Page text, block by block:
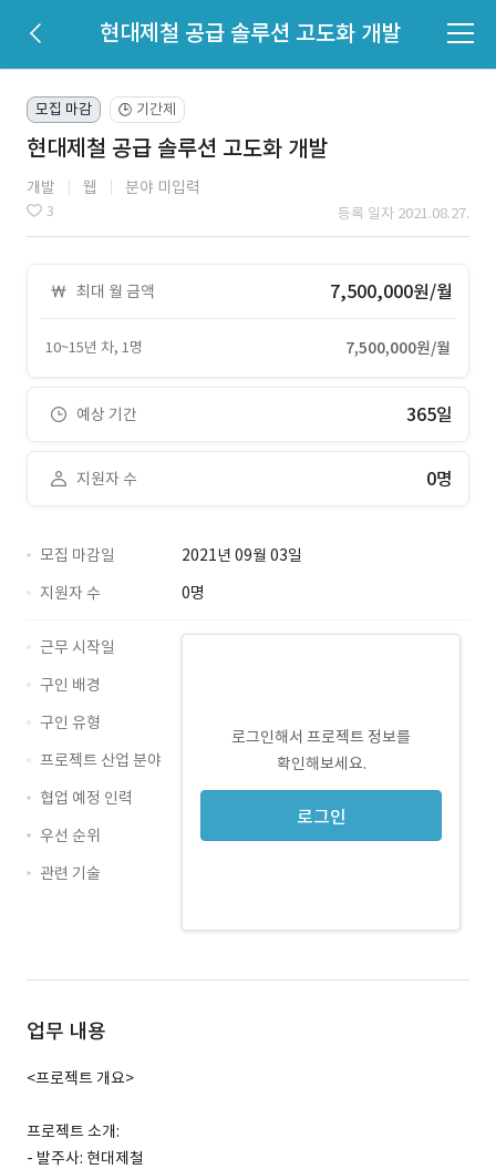
현대제철 공급 솔루션 고도화 개발
모집 마감 🕒 기간제
현대제철 공급 솔루션 고도화 개발
개발 웹 분야 미입력
3 등록 일자 2021.08.27.
최대 월 금액 7,500,000원/월
10~15년 차, 1명 7,500,000원/월
예상 기간 365일
지원자 수 0명
모집 마감일
2021년 09월 03일
지원자 수
0명
로그인해서 프로젝트 정보를
확인해보세요.
로그인
근무 시작일
구인 배경
구인 유형
프로젝트 산업 분야
협업 예정 인력
우선 순위
관련 기술
업무 내용
<프로젝트 개요>
프로젝트 소개:
- 발주사: 현대제철